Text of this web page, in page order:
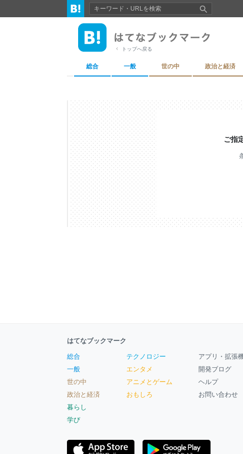
トップへ戻る
総合 一般 世の中 政治と経済
ご指
はてなブックマーク
総合
一般
世の中
政治と経済
暮らし
学び
テクノロジー
エンタメ
アニメとゲーム
おもしろ
アプリ・拡張
開発ブログ
ヘルプ
お問い合わせ